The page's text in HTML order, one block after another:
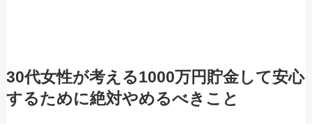
30代女性が考える1000万円貯金して安心
するために絶対やめるべきこと